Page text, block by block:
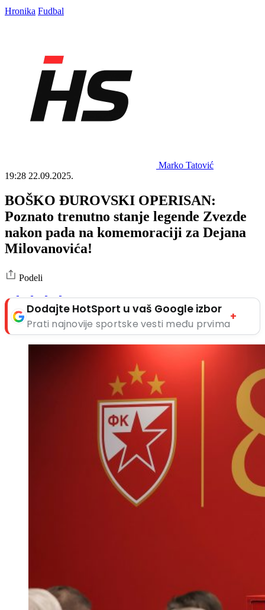
Hronika Fudbal
Marko Tatović
19:28 22.09.2025.
BOŠKO ĐUROVSKI OPERISAN:
Poznato trenutno stanje legende Zvezde
nakon pada na komemoraciji za Dejana
Milovanovića!
Podeli
Dodajte HotSport u vaš Google izbor
Prati najnovije sportske vesti među prvima
+